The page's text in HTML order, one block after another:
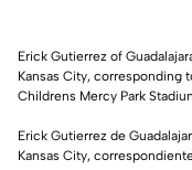
Erick Gutierrez of
Kansas City, corresponding
Childrens Mercy Park
Erick Gutierrez de
Kansas City,